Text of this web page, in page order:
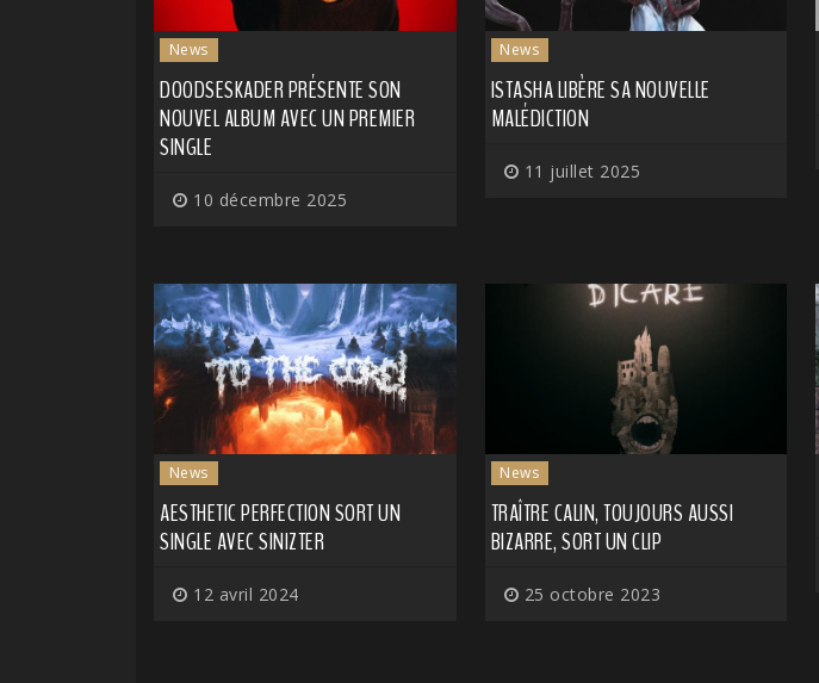
News
DOODSESKADER PRÉSENTE SON
NOUVEL ALBUM AVEC UN PREMIER
SINGLE
10 décembre 2025
News
ISTASHA LIBÈRE SA NOUVELLE
MALÉDICTION
11 juillet 2025
News
AESTHETIC PERFECTION SORT UN
SINGLE AVEC SINIZTER
12 avril 2024
News
TRAÎTRE CALIN, TOUJOURS AUSSI
BIZARRE, SORT UN CLIP
25 octobre 2023